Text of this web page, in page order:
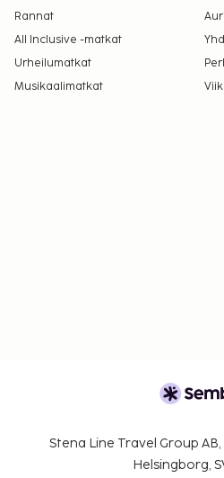
Rannat
All Inclusive -matkat
Urheilumatkat
Musikaalimatkat
Stena Line Travel Group
Helsingborg,